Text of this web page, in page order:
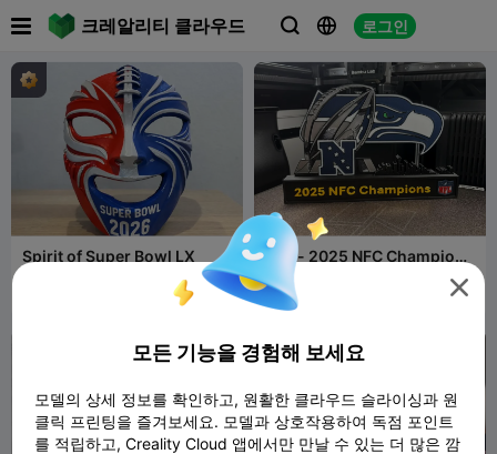
크레알리티 클라우드   로그인
 
Spirit of Super Bowl LX
523 347
NFL - 2025 NFC Champions
display
5

모든 기능을 경험해 보세요
모델의 상세 정보를 확인하고, 원활한 클라우드 슬라이싱과 원
클릭 프린팅을 즐겨보세요. 모델과 상호작용하여 독점 포인트
를 적립하고, Creality Cloud 앱에서만 만날 수 있는 더 많은 깜